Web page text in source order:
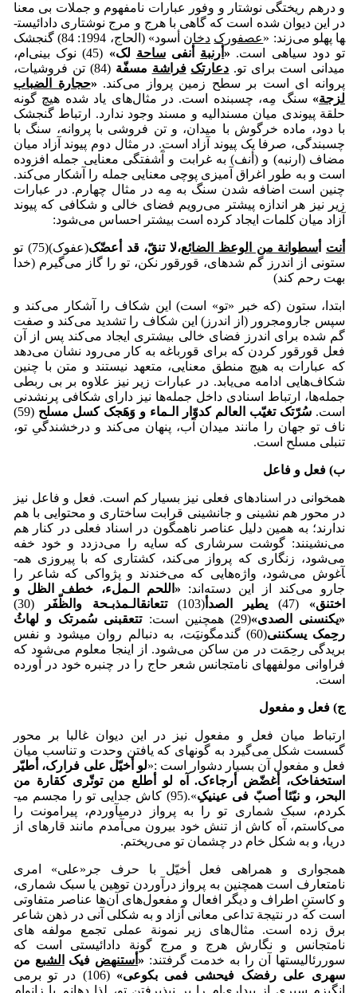
و درهم ریختگی نوشتار و وفور عبارات نامفهوم و جملات بی معنا
در این دیوان شده است که گاهی با هرج و مرج نوشتاری دادائیست­
ها پهلو می‌زند: «عصفورک دخان
أسود» (الحاج، 1994: 84) گنجشک
تو دود سیاهی است. «أرنبة أنفیساحة لک»
(45) نوک بینی‌ام،
میدانی است برای تو. دعارتک فراشة مسفّة
(84) تن فروشی­ات،
پروانه ای است بر سطح زمین پرواز می‌کند. «حجارة الضباب
لزجة» سنگ مِه، چسبنده است. در مثال‌های یاد شده هیچ گونه
حلقة پیوندی میان مسندالیه و مسند وجود ندارد. ارتباط گنجشک
با دود، ماده خرگوش با میدان، و تن فروشی با پروانه، سنگ با
چسبندگی، صرفا یک پیوند آزاد است. در مثال دوم پیوند آزاد میان
مضاف (ارنبه) و (أنف) به غرابت و آَشفتگی معنایی جمله افزوده
است و به طور اغراق آمیزی پوچی معنایی جمله را آشکار می‌کند.
چنین است اضافه شدن سنگ به مِه در مثال چهارم. در عبارات
زیر نیز هر اندازه پیشتر می‌رویم فضای خالی و شکافی که پیوند
آزاد میان کلمات ایجاد کرده است بیشتر احساس می‌شود:
أنت سطوانة من الوعظ الضائع،لا تنقّ، قد أعضّک
(عفوک)(75) تو
ستونی از اندرز گم شده­ای، قورقور نکن، تو را گاز می‌گیرم (خدا
بهت رحم کند)
ابتدا، ستون (که خبر «تو» است) این شکاف را آشکار می‌کند و
سپس جارومجرور (از اندرز) این شکاف را تشدید می‌کند و صفت
گم شده برای اندرز فضای خالی بیشتری ایجاد می‌کند پس از آن
فعل قورقور کردن که برای قورباغه به کار می‌رود نشان می‌دهد
که عبارات به هیچ منطق معنایی، متعهد نیستند و متن با چنین
شکاف‌هایی ادامه می‌یابد. در عبارات زیر نیز علاوه بر بی ربطی
جمله‌ها، ارتباط اسنادی داخل جمله‌ها نیز دارای شکافی پرنشدنی
است. سُرّتک تغیّب العالم کدوّار الـماء و وَهَجک کسل مسلح
(59)
ناف تو جهان را مانند میدان آب، پنهان می‌کند و درخشندگیِ تو،
تنبلی مسلح است.
ب) فعل و فاعل
همخوانی در اسنادهای فعلی نیز بسیار کم است. فعل و فاعل نیز
در محور هم نشینی و جانشینی قرابت ساختاری و محتوایی با هم
ندارند؛ به همین دلیل عناصر ناهمگون در اسناد فعلی در کنار هم
می‌نشینند: گوشت سرشاری که سایه را می‌دزدد و خود خفه
می‌شود، زنگاری که پرواز می‌کند، کشتاری که با پیروزی هم­
آغوش می‌شود، واژه‌هایی که می‌خندند و پژواکی که شاعر را
جارو می‌کند از این دسته‌اند: « اللحم الـملء، خطف الظل و
اختنق» (47) یطیر الصدأ (103) تتعانقالـمذبـحة والظّفَر
(30)
«یکنسنی الصدی»(29) همچنین است:
تتعقبنی سُمرتک و لهاثُ
رحِمک یسکننی
(60) گندمگونیَت، به دنبالم روان می­شود و نفس
بریدگی رحِمَت در من ساکن می‌شود. از اینجا معلوم می‌شود که
فراوانی مولفه­های نامتجانس شعر حاج را در چنبره خود در آورده
است.
ج) فعل و مفعول
ارتباط میان فعل و مفعول نیز در این دیوان غالبا بر محور
گسست شکل می‌گیرد به گونه­ای که یافتن وحدت و تناسب میان
فعل و مفعول آن بسیار دشوار است :«لو أخیّل علی فرارک، أطیّر
استخفاخک، أغضّض أرجاءک. آه لو أطلع من توتّری کقارة من
البحر، و نیّئا أصبّ فی عینیکِ
».(95) کاش جدایی تو را مجسم می­
کردم، سبک شماری تو را به پرواز درمی­آوردم، پیرامونت را
می‌کاستم، آه کاش از تنش خود بیرون می‌آمدم مانند قاره­ای از
دریا، و به شکل خام در چشمان تو می‌ریختم.
همجواری و همراهی فعل أخیّل با حرف جر«علی» امری
نامتعارف است همچنین به پرواز درآوردن توهین یا سبک شماری،
و کاستنِ اطراف و دیگر افعال و مفعول‌های آن‌ها عناصر متفاوتی
است که در نتیجة تداعی معانی آزاد و به شکلی آنی در ذهن شاعر
برق زده است. مثال‌های زیر نمونة عملی تجمع مولفه های
نامتجانس و نگارش هرج و مرج گونة دادائیستی است که
سوررئالیست­ها آن را به خدمت گرفتند: «أستنهض فیک الشبع من
سهری علی رفضک فیحشی فمی بکوعی»
(106) در تو برمی
انگیزم سیری از بیداری‌ام را بر نپذیرفتن تو، لذا دهانم با زانوام